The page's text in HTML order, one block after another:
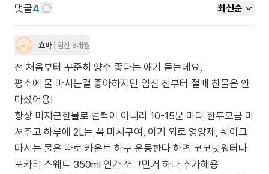
댓글4 최신순
효바 임신 8개월
전 처음부터 꾸준히 양수 좋다는 얘기 듣는데요,
평소에 물 마시는걸 좋아하지만 임신 전부터 절때 찬물은 안
마셨어용!
항상 미지근한물로 벌컥이 아니라 10-15분 마다 한두모금 마
셔주고 하루에 2L는 꼭 마시구여, 이거 외로 영양제, 쉐이크
마시는 물은 따로 카운트 하구 운동한다 하면 코코넛워터나
포카리 스웨트 350ml 인가 쪼그만거 하나 추가해용